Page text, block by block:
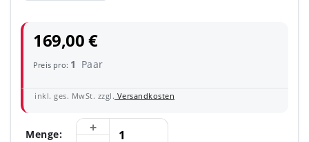
169,00 €
Preis pro: 1 Paar
inkl. ges. MwSt. zzgl. Versandkosten
Menge: